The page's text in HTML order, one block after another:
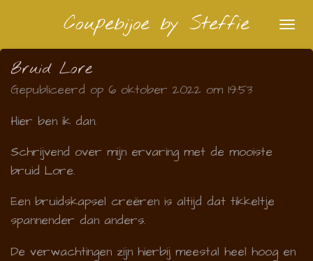
naar
de
hoofdinhoud
Coupebijoe by Steffie
Bruid Lore
Gepubliceerd op 6 oktober 2022 om 19:53
Hier ben ik dan.
Schrijvend over mijn ervaring met de mooiste
bruid Lore.
Een bruidskapsel creëren is altijd dat tikkeltje
spannender dan anders.
De verwachtingen zijn hierbij meestal heel hoog en